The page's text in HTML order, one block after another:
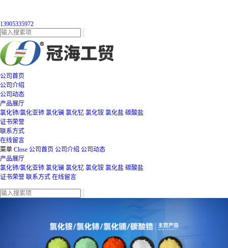
13905335972
公司首页
公司介绍
公司动态
产品展厅
氯化铈/氯化亚铈 氯化镧 氯化钇 氯化铵 氯化盐 碳酸盐
证书荣誉
联系方式
在线留言
菜单 Close 公司首页 公司介绍 公司动态
产品展厅
氯化铈/氯化亚铈 氯化镧 氯化钇 氯化铵 氯化盐 碳酸盐
证书荣誉 联系方式 在线留言